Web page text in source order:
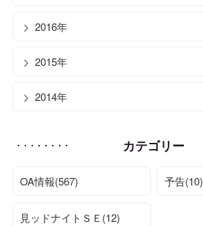
2016年
2015年
2014年
カテゴリー
OA情報(567) 予告(10)
見ッドナイトＳＥ(12)